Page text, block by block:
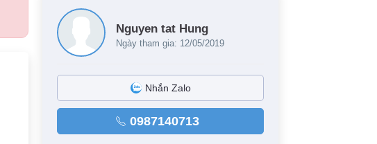
Nguyen tat Hung
Ngày tham gia: 12/05/2019
Nhắn Zalo
0987140713